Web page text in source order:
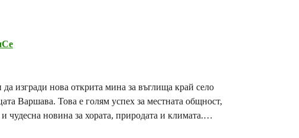
изгради нова открита мина за въглища край село
Варшава. Това е голям успех за местната общност,
чудесна новина за хората, природата и климата.